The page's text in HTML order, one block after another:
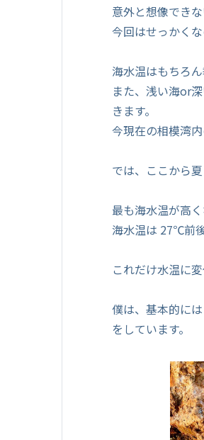
意外と想像できな
今回はせっかく
海水温はもちろ
また、浅い海or
きます。
今現在の相模湾
では、ここから
最も海水温が高
海水温は 27℃前
これだけ水温に
僕は、基本的に
をしています。